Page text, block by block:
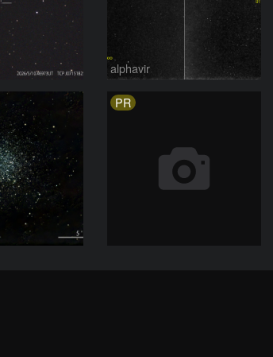
alphavir
PR